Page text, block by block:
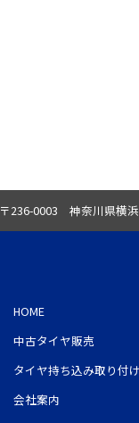
〒236-0003 神奈川県横
HOME
中古タイヤ販売
タイヤ持ち込み取り付け
会社案内